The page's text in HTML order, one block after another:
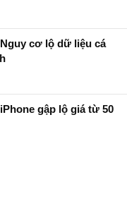
cơ lộ dữ liệu cá
gập lộ giá từ 50